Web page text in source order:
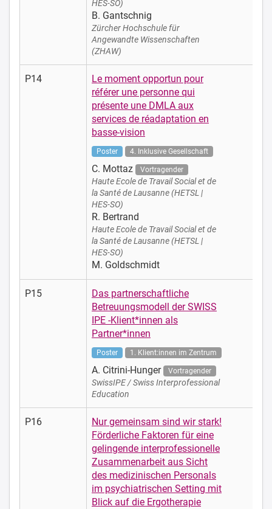
HES-SO)
B. Gantschnig
Zürcher Hochschule für
Angewandte Wissenschaften
(ZHAW)
P14
Le moment opportun pour
référer une personne qui
présente une DMLA aux
services de réadaptation en
basse-vision
Poster 4. Inklusive Gesellschaft
C. Mottaz Vortragender
Haute Ecole de Travail Social et de
la Santé de Lausanne (HETSL |
HES-SO)
R. Bertrand
Haute Ecole de Travail Social et de
la Santé de Lausanne (HETSL |
HES-SO)
M. Goldschmidt
P15
Das partnerschaftliche
Betreuungsmodell der SWISS
IPE -Klient*innen als
Partner*innen
Poster 1. Klient:innen im Zentrum
A. Citrini-Hunger Vortragender
SwissIPE / Swiss Interprofessional
Education
P16
Nur gemeinsam sind wir stark!
Förderliche Faktoren für eine
gelingende interprofessionelle
Zusammenarbeit aus Sicht
des medizinischen Personals
im psychiatrischen Setting mit
Blick auf die Ergotherapie